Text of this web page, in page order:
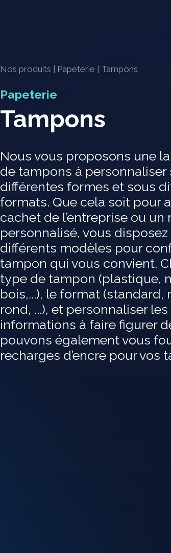
Nos produits | Papeterie | Tampons
Papeterie
Tampons
Nous vous proposons une
de tampons à personnaliser
différentes formes et sous
formats. Que cela soit pour
cachet de l’entreprise ou un
personnalisé, vous disposez
différents modèles pour
tampon qui vous convient.
type de tampon (plastique,
bois,...), le format (standard,
rond, ...), et personnaliser les
informations à faire figurer
pouvons également vous
recharges d’encre pour vos